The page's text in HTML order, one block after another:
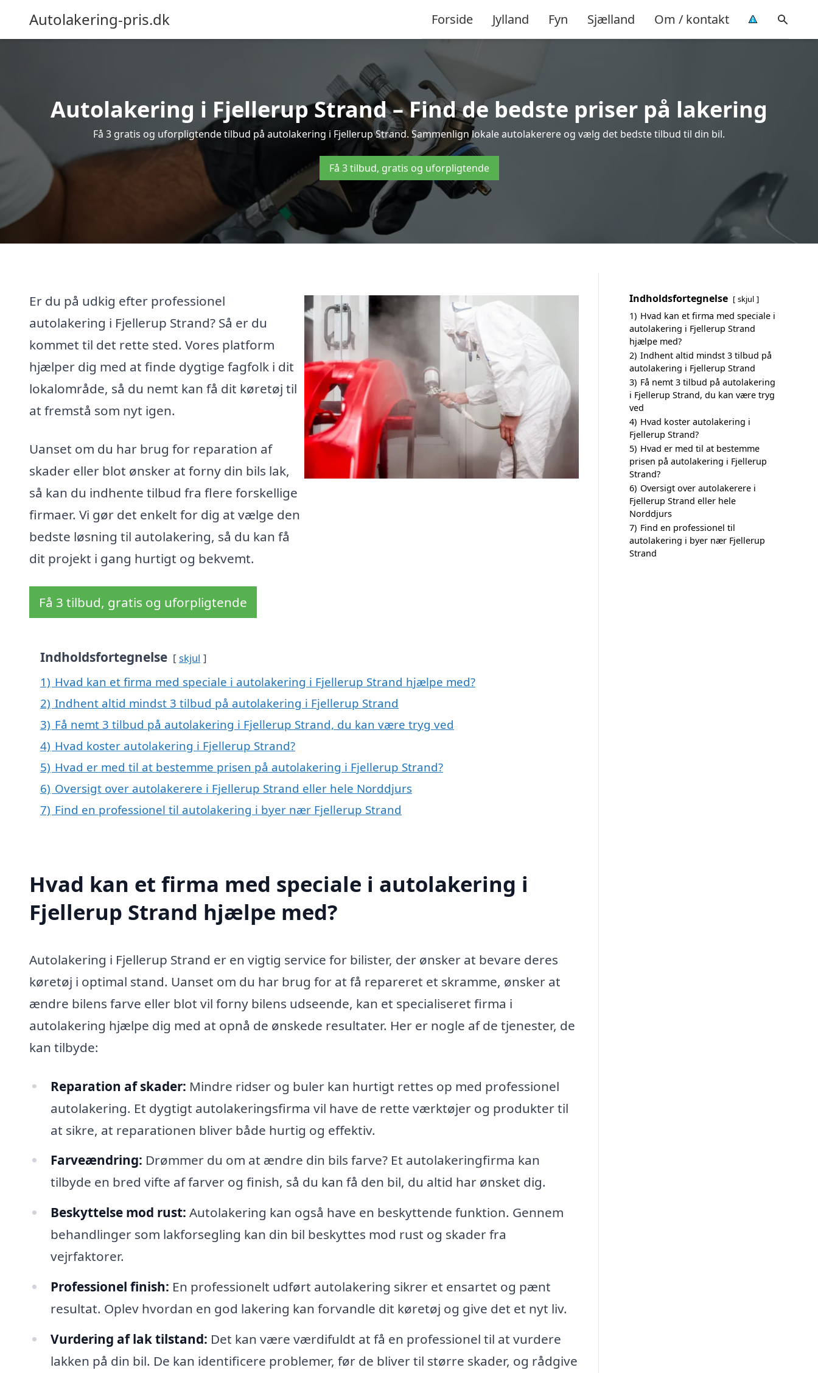
Autolakering-pris.dk Forside Jylland Fyn Sjælland Om / kontakt
Autolakering i Fjellerup Strand – Find de bedste priser på lakering
Få 3 gratis og uforpligtende tilbud på autolakering i Fjellerup Strand. Sammenlign lokale autolakerere og vælg det bedste tilbud til din bil.
Få 3 tilbud, gratis og uforpligtende
Er du på udkig efter professionel
autolakering i Fjellerup Strand? Så er du
kommet til det rette sted. Vores platform
hjælper dig med at finde dygtige fagfolk i dit
lokalområde, så du nemt kan få dit køretøj til
at fremstå som nyt igen.
Uanset om du har brug for reparation af
skader eller blot ønsker at forny din bils lak,
så kan du indhente tilbud fra flere forskellige
firmaer. Vi gør det enkelt for dig at vælge den
bedste løsning til autolakering, så du kan få
dit projekt i gang hurtigt og bekvemt.
Få 3 tilbud, gratis og uforpligtende
Indholdsfortegnelse skjul
1) Hvad kan et firma med speciale i autolakering i Fjellerup Strand hjælpe med?
2) Indhent altid mindst 3 tilbud på autolakering i Fjellerup Strand
3) Få nemt 3 tilbud på autolakering i Fjellerup Strand, du kan være tryg ved
4) Hvad koster autolakering i Fjellerup Strand?
5) Hvad er med til at bestemme prisen på autolakering i Fjellerup Strand?
6) Oversigt over autolakerere i Fjellerup Strand eller hele Norddjurs
7) Find en professionel til autolakering i byer nær Fjellerup Strand
Hvad kan et firma med speciale i autolakering i
Fjellerup Strand hjælpe med?
Autolakering i Fjellerup Strand er en vigtig service for bilister, der ønsker at bevare deres
køretøj i optimal stand. Uanset om du har brug for at få repareret et skramme, ønsker at
ændre bilens farve eller blot vil forny bilens udseende, kan et specialiseret firma i
autolakering hjælpe dig med at opnå de ønskede resultater. Her er nogle af de tjenester, de
kan tilbyde:
Reparation af skader: Mindre ridser og buler kan hurtigt rettes op med professionel
autolakering. Et dygtigt autolakeringsfirma vil have de rette værktøjer og produkter til
at sikre, at reparationen bliver både hurtig og effektiv.
Farveændring: Drømmer du om at ændre din bils farve? Et autolakeringfirma kan
tilbyde en bred vifte af farver og finish, så du kan få den bil, du altid har ønsket dig.
Beskyttelse mod rust: Autolakering kan også have en beskyttende funktion. Gennem
behandlinger som lakforsegling kan din bil beskyttes mod rust og skader fra
vejrfaktorer.
Professionel finish: En professionelt udført autolakering sikrer et ensartet og pænt
resultat. Oplev hvordan en god lakering kan forvandle dit køretøj og give det et nyt liv.
Vurdering af lak tilstand: Det kan være værdifuldt at få en professionel til at vurdere
lakken på din bil. De kan identificere problemer, før de bliver til større skader, og rådgive
Indholdsfortegnelse skjul
1) Hvad kan et firma med speciale i
autolakering i Fjellerup Strand
hjælpe med?
2) Indhent altid mindst 3 tilbud på
autolakering i Fjellerup Strand
3) Få nemt 3 tilbud på autolakering
i Fjellerup Strand, du kan være tryg
ved
4) Hvad koster autolakering i
Fjellerup Strand?
5) Hvad er med til at bestemme
prisen på autolakering i Fjellerup
Strand?
6) Oversigt over autolakerere i
Fjellerup Strand eller hele
Norddjurs
7) Find en professionel til
autolakering i byer nær Fjellerup
Strand